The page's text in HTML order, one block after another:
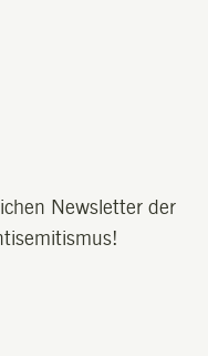
Newsletter der